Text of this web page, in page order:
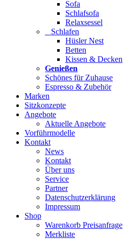
Sofa
Schlafsofa
Relaxsessel
Schlafen
Hüsler Nest
Betten
Kissen & Decken
Genießen
Schönes für Zuhause
Espresso & Zubehör
Marken
Sitzkonzepte
Angebote
Aktuelle Angebote
Vorführmodelle
Kontakt
News
Kontakt
Über uns
Service
Partner
Datenschutzerklärung
Impressum
Shop
Warenkorb Preisanfrage
Merkliste